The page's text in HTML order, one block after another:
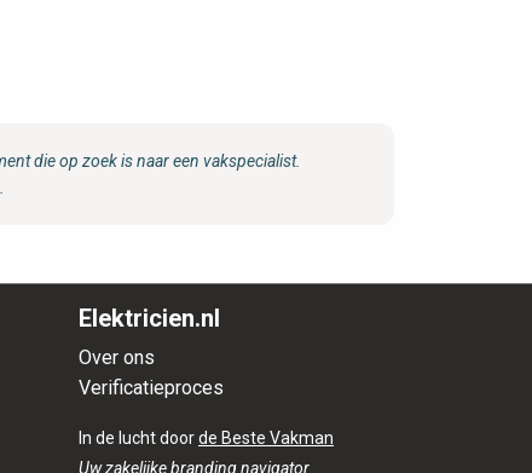
die op zoek is naar een vakspecialist.
Elektricien.nl
Over ons
Verificatieproces
In de lucht doorde Beste Vakman
Uw zakelijke branding navigator